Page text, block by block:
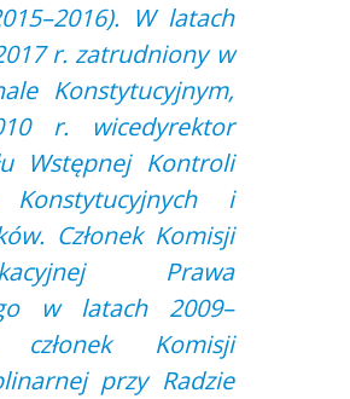
W latach
r. zatrudniony w
Konstytucyjnym,
r. wicedyrektor
Wstępnej Kontroli
Konstytucyjnych i
Członek Komisji
Prawa
w latach 2009–
członek Komisji
przy Radzie